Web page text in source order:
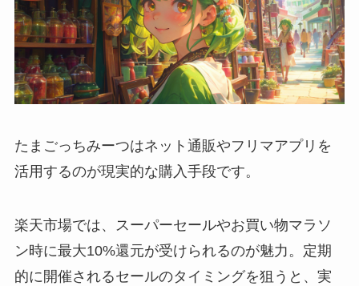
たまごっちみーつはネット通販やフリマアプリを
活用するのが現実的な購入手段です。
楽天市場では、スーパーセールやお買い物マラソ
ン時に最大10%還元が受けられるのが魅力。定期
的に開催されるセールのタイミングを狙うと、実